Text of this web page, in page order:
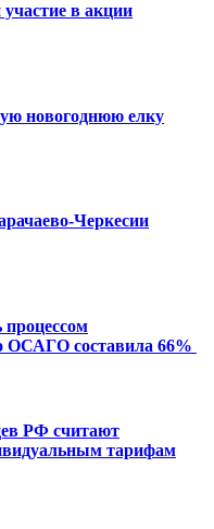
в акции
новогоднюю елку
Черкесии
процессом
ОСАГО составила 66%
РФ считают
тарифам